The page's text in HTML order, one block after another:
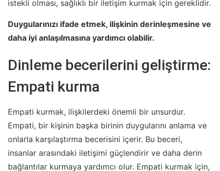
istekli olması, sağlıklı bir iletişim kurmak için gereklidir.
Duygularınızı ifade etmek, ilişkinin derinleşmesine ve
daha iyi anlaşılmasına yardımcı olabilir.
Dinleme becerilerini geliştirme:
Empati kurma
Empati kurmak, ilişkilerdeki önemli bir unsurdur.
Empati, bir kişinin başka birinin duygularını anlama ve
onlarla karşılaştırma becerisini içerir. Bu beceri,
insanlar arasındaki iletişimi güçlendirir ve daha derin
bağlantılar kurmaya yardımcı olur. Empati kurmak için,